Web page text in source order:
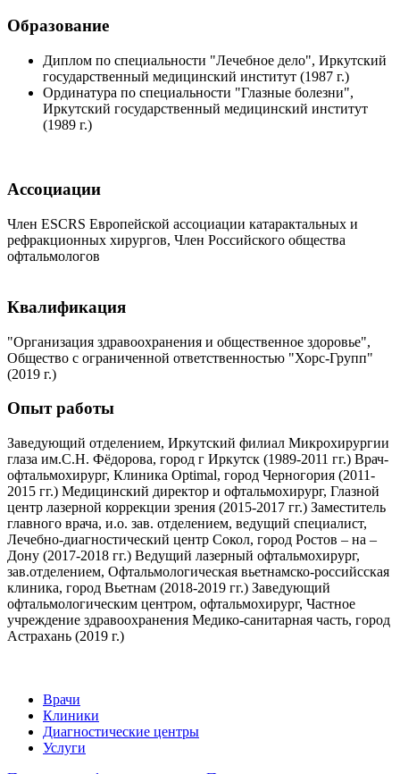
Образование
Диплом по специальности "Лечебное дело", Иркутский
государственный медицинский институт (1987 г.)
Ординатура по специальности "Глазные болезни",
Иркутский государственный медицинский институт
(1989 г.)
Ассоциации
Член ESCRS Европейской ассоциации катарактальных и
рефракционных хирургов, Член Российского общества
офтальмологов
Квалификация
"Организация здравоохранения и общественное здоровье",
Общество с ограниченной ответственностью "Хорс-Групп"
(2019 г.)
Опыт работы
Заведующий отделением, Иркутский филиал Микрохирургии
глаза им.С.Н. Фёдорова, город г Иркутск (1989-2011 гг.) Врач-
офтальмохирург, Клиника Optimal, город Черногория (2011-
2015 гг.) Медицинский директор и офтальмохирург, Глазной
центр лазерной коррекции зрения (2015-2017 гг.) Заместитель
главного врача, и.о. зав. отделением, ведущий специалист,
Лечебно-диагностический центр Сокол, город Ростов – на –
Дону (2017-2018 гг.) Ведущий лазерный офтальмохирург,
зав.отделением, Офтальмологическая вьетнамско-российсская
клиника, город Вьетнам (2018-2019 гг.) Заведующий
офтальмологическим центром, офтальмохирург, Частное
учреждение здравоохранения Медико-санитарная часть, город
Астрахань (2019 г.)
Врачи
Клиники
Диагностические центры
Услуги